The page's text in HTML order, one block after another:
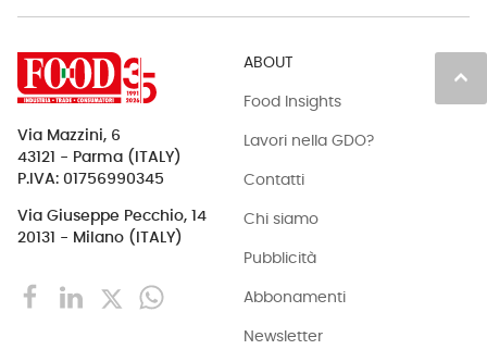
keyboard_arrow_up
Via Mazzini, 6
43121 - Parma (ITALY)
P.IVA: 01756990345
Via Giuseppe Pecchio, 14
20131 - Milano (ITALY)
ABOUT
Food Insights
Lavori nella GDO?
Contatti
Chi siamo
Pubblicità
Abbonamenti
Newsletter